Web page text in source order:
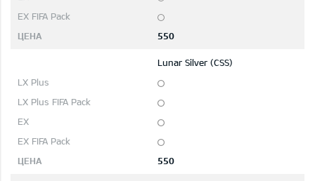
550
Lunar Silver (CSS)
550